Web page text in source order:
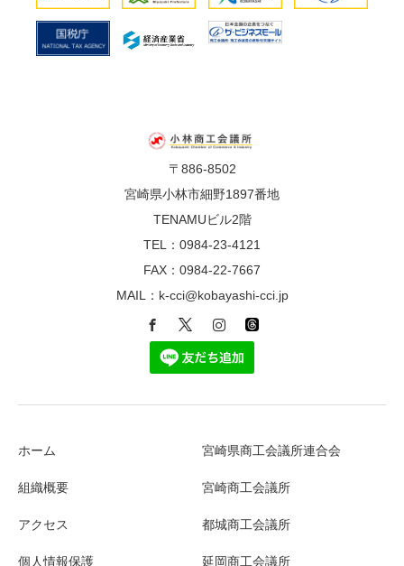
〒886-8502
宮崎県小林市細野1897番地
TENAMUビル2階
TEL：0984-23-4121
FAX：0984-22-7667
MAIL：k-cci@kobayashi-cci.jp
ホーム
組織概要
アクセス
個人情報保護
宮崎県商工会議所連合会
宮崎商工会議所
都城商工会議所
延岡商工会議所